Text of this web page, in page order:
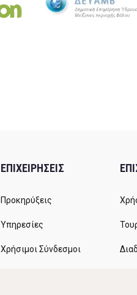
ΕΠΙΧΕΙΡΗΣΕΙΣ
Προκηρύξεις
Υπηρεσίες
Χρήσιμοι Σύνδεσμοι